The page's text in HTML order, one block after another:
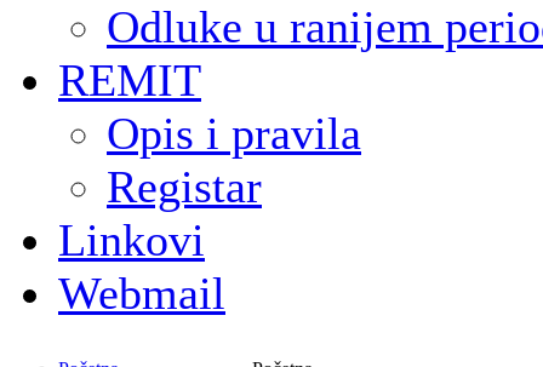
Odluke u ranijem
REMIT
Opis i pravila
Registar
Linkovi
Webmail